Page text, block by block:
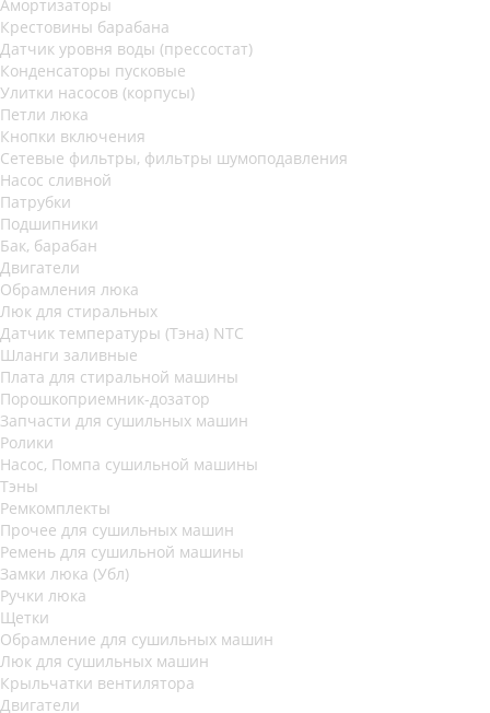
Амортизаторы
Крестовины барабана
Датчик уровня воды (прессостат)
Конденсаторы пусковые
Улитки насосов (корпусы)
Петли люка
Кнопки включения
Сетевые фильтры, фильтры шумоподавления
Насос сливной
Патрубки
Подшипники
Бак, барабан
Двигатели
Обрамления люка
Люк для стиральных
Датчик температуры (Тэна) NTC
Шланги заливные
Плата для стиральной машины
Порошкоприемник-дозатор
Запчасти для сушильных машин
Ролики
Насос, Помпа сушильной машины
Тэны
Ремкомплекты
Прочее для сушильных машин
Ремень для сушильной машины
Замки люка (Убл)
Ручки люка
Щетки
Обрамление для сушильных машин
Люк для сушильных машин
Крыльчатки вентилятора
Двигатели